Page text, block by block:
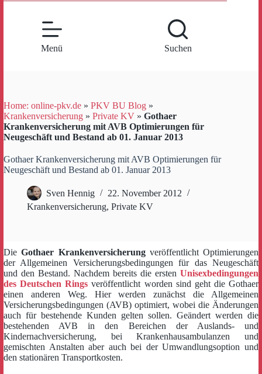
Menü Suchen
Home: online-pkv.de » PKV BU Blog »
Krankenversicherung » Private KV » Gothaer
Krankenversicherung mit AVB Optimierungen für
Neugeschäft und Bestand ab 01. Januar 2013
Gothaer Krankenversicherung mit AVB Optimierungen für
Neugeschäft und Bestand ab 01. Januar 2013
Sven Hennig
22. November 2012
Krankenversicherung, Private KV
DieGothaer Krankenversicherungveröffentlicht Optimierungen
der Allgemeinen Versicherungsbedingungen für das Neugeschäft
und den Bestand. Nachdem bereits die ersten Unisexbedingungen
des Deutschen Rings veröffentlicht worden sind geht die Gothaer
einen anderen Weg. Hier werden zunächst die Allgemeinen
Versicherungsbedingungen (AVB) optimiert, wobei die Änderungen
auch für bestehende Kunden gelten sollen. Geändert werden die
bestehenden AVB in den Bereichen der Auslands- und
Kindernachversicherung, bei Krankenhausambulanzen und
gemischten Anstalten aber auch bei der Umwandlungsoption und
den stationären Transportkosten.